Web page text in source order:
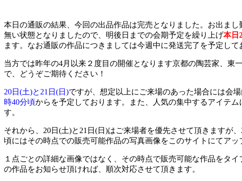
本日の通販の結果、今回の出品作品は完売となりました。お出ま
無い状態となりましたので、明後日までの会期予定を繰り上げ本日
ます。なお通販の作品につきましては今週中に発送完了を予定し
当方では昨年の4月以来２度目の開催となります京都の陶芸家、
で、どうぞご期待ください！
20日(土)と21日(日)ですが、想定以上にご来場のあった場合には会場
時40分頃からを予定しております。また、人気の集中するアイテ
す。
それから、 20日(土)と21日(日)はご来場者を優先させて頂きますが、
頃にはその時点での販売可能作品の写真画像をこのサイトにてアッ
１点ごとの詳細な画像ではなく、その時点で販売可能な作品をタ
の作品をお知らせ頂ければ、順次対応させて頂きます。